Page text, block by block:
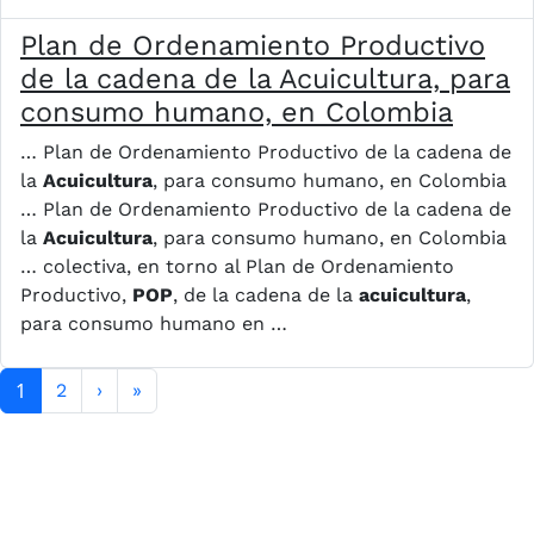
Plan de Ordenamiento Productivo
de la cadena de la Acuicultura, para
consumo humano, en Colombia
… Plan de Ordenamiento Productivo de la cadena de
la Acuicultura, para consumo humano, en Colombia
… Plan de Ordenamiento Productivo de la cadena de
la Acuicultura, para consumo humano, en Colombia
… colectiva, en torno al Plan de Ordenamiento
Productivo, POP, de la cadena de la acuicultura,
para consumo humano en …
Paginación
1 2 › Siguiente página
»